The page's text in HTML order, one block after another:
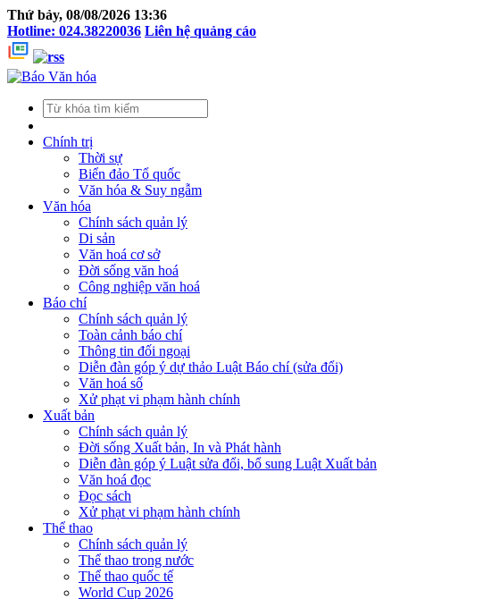
Thứ bảy, 08/08/2026 13:36
Hotline: 024.38220036 Liên hệ quảng cáo
Chính trị
Thời sự
Biển đảo Tổ quốc
Văn hóa & Suy ngẫm
Văn hóa
Chính sách quản lý
Di sản
Văn hoá cơ sở
Đời sống văn hoá
Công nghiệp văn hoá
Báo chí
Chính sách quản lý
Toàn cảnh báo chí
Thông tin đối ngoại
Diễn đàn góp ý dự thảo Luật Báo chí (sửa đổi)
Văn hoá số
Xử phạt vi phạm hành chính
Xuất bản
Chính sách quản lý
Đời sống Xuất bản, In và Phát hành
Diễn đàn góp ý Luật sửa đổi, bổ sung Luật Xuất bản
Văn hoá đọc
Đọc sách
Xử phạt vi phạm hành chính
Thể thao
Chính sách quản lý
Thể thao trong nước
Thể thao quốc tế
World Cup 2026